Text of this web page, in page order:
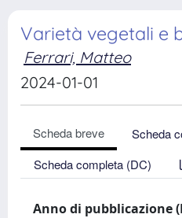
Varietà vegetali e
Ferrari, Matteo
2024-01-01
Scheda breve
Scheda
Scheda completa (DC)
Anno di pubblicazione